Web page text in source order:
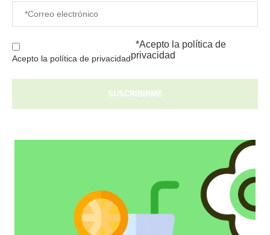
Acepto la política de privacidad
*Acepto la política de
privacidad